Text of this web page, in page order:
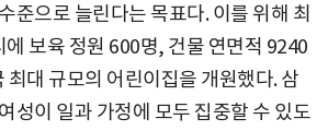
준으로 늘린다는 목표다. 이를 위해 최
보육 정원 600명, 건물 연면적 9240
대 규모의 어린이집을 개원했다. 삼
성이 일과 가정에 모두 집중할 수 있도